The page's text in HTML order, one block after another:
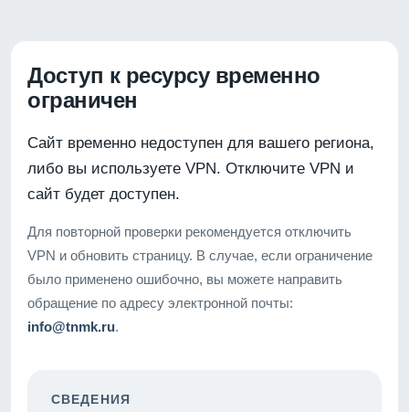
Доступ к ресурсу временно
ограничен
Сайт временно недоступен для вашего региона,
либо вы используете VPN. Отключите VPN и
сайт будет доступен.
Для повторной проверки рекомендуется отключить
VPN и обновить страницу. В случае, если ограничение
было применено ошибочно, вы можете направить
обращение по адресу электронной почты:
info@tnmk.ru.
СВЕДЕНИЯ